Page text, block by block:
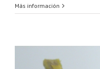
Más información